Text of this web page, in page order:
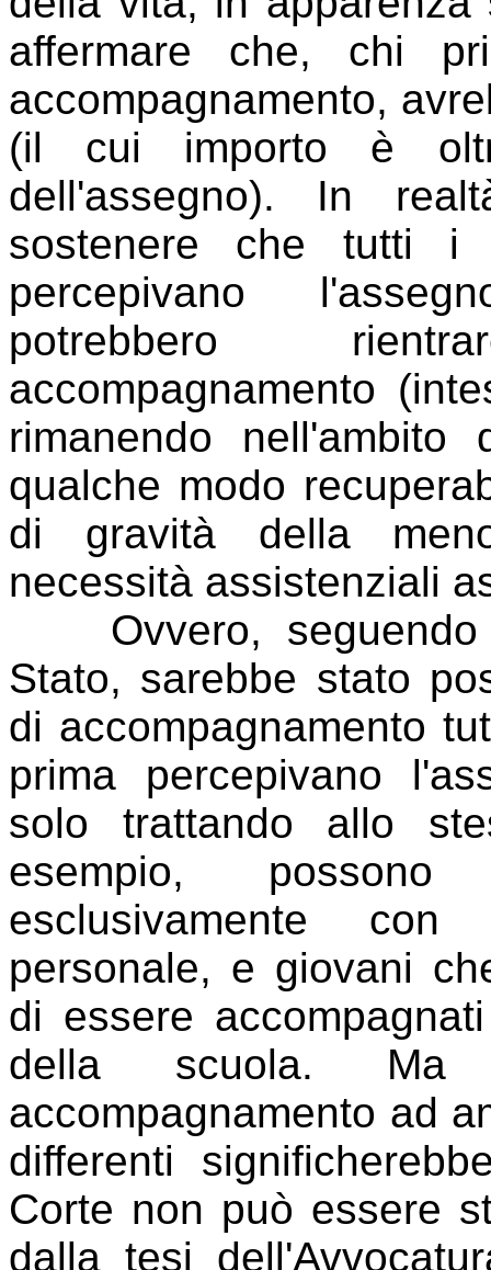
affermare che, chi
accompagnamento,
(il cui importo è
dell'assegno). In
sostenere che tutti i
percepivano
potrebbero
accompagnamento
rimanendo
qualche modo
di gravità della
necessità assistenziali
Ovvero, seguendo
Stato, sarebbe stato
di accompagnamento
prima percepivano
solo trattando allo
esempio,
esclusivamente
personale, e giovani
di essere
della scuola. Ma
accompagnamento ad
differenti
Corte non può essere
dalla tesi